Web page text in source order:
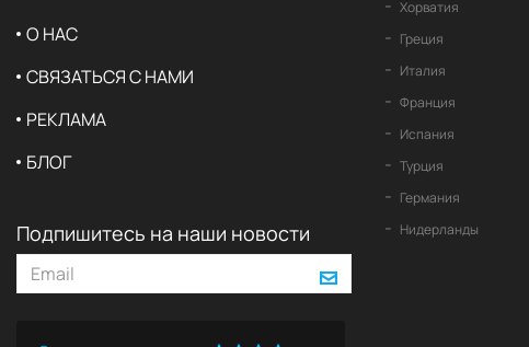
О НАС
СВЯЗАТЬСЯ С НАМИ
РЕКЛАМА
БЛОГ
Подпишитесь на наши новости
Хорватия
Греция
Италия
Франция
Испания
Турция
Германия
Нидерланды